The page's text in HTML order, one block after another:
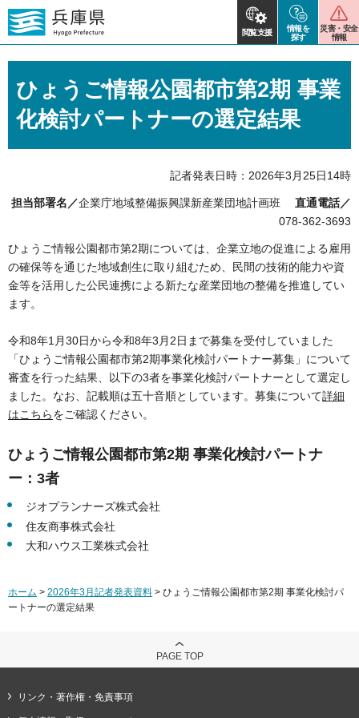
閲覧支援
情報を
探す
災害・安全
情報
ひょうご情報公園都市第2期 事業
化検討パートナーの選定結果
記者発表日時：2026年3月25日14時
担当部署名／企業庁地域整備振興課新産業団地計画班 直通電話／
078-362-3693
ひょうご情報公園都市第2期については、企業立地の促進による雇用
の確保等を通じた地域創生に取り組むため、民間の技術的能力や資
金等を活用した公民連携による新たな産業団地の整備を推進してい
ます。
令和8年1月30日から令和8年3月2日まで募集を受付していました
「ひょうご情報公園都市第2期事業化検討パートナー募集」について
審査を行った結果、以下の3者を事業化検討パートナーとして選定し
ました。なお、記載順は五十音順としています。募集について詳細
はこちらをご確認ください。
ひょうご情報公園都市第2期 事業化検討パートナ
ー：3者
ジオプランナーズ株式会社
住友商事株式会社
大和ハウス工業株式会社
ホーム > 2026年3月記者発表資料 > ひょうご情報公園都市第2期 事業化検討パ
ートナーの選定結果
PAGE TOP
リンク・著作権・免責事項